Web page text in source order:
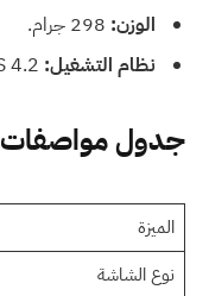
الوزن:
نظام التشغيل:
جدول مواصفات
الميزة
نوع الشاشة